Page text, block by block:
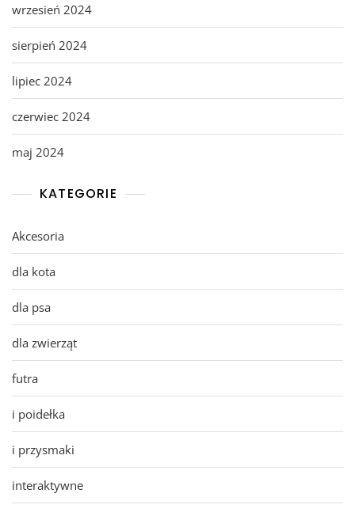
wrzesień 2024
sierpień 2024
lipiec 2024
czerwiec 2024
maj 2024
KATEGORIE
Akcesoria
dla kota
dla psa
dla zwierząt
futra
i poidełka
i przysmaki
interaktywne